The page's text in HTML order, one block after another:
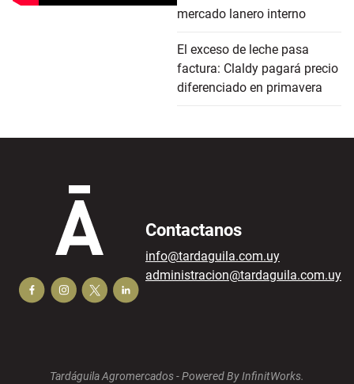
mercado lanero interno
El exceso de leche pasa
factura: Claldy pagará precio
diferenciado en primavera
Contactanos
info@tardaguila.com.uy
administracion@tardaguila.com.uy
Tardáguila Agromercados -Powered By InfinitWorks.